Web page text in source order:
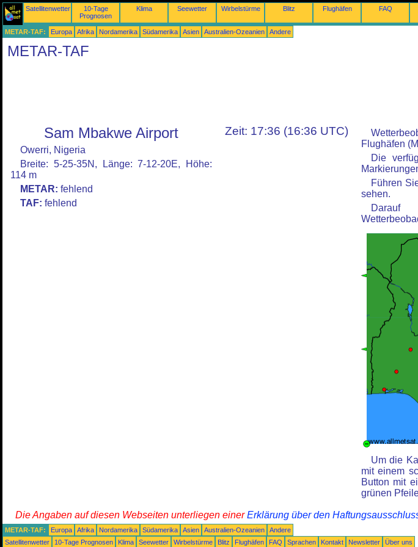
Satellitenwetter
10-Tage
Prognosen
Klima Seewetter Wirbelstürme Blitz Flughäfen FAQ
METAR-TAF: Europa Afrika Nordamerika Südamerika Asien Australien-Ozeanien Andere
METAR-TAF
Sam Mbakwe Airport
Owerri, Nigeria
Breite: 5-25-35N, Länge: 7-12-20E, Höhe:
114 m
METAR: fehlend
TAF: fehlend
Zeit: 17:36 (16:36 UTC)
Flughäfen
Die
Führen
sehen.
Um die
mit einem
Button mit
grünen
Die Angaben auf diesen Webseiten unterliegen einerErklärung über den
METAR-TAF: Europa Afrika Nordamerika Südamerika Asien Australien-Ozeanien
Andere
Satellitenwetter
10-Tage Prognosen Klima Seewetter Wirbelstürme Blitz Flughäfen FAQ Sprachen Kontakt Newsletter Über uns